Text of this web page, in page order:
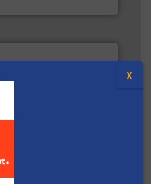
de voedings-, dairy,
X